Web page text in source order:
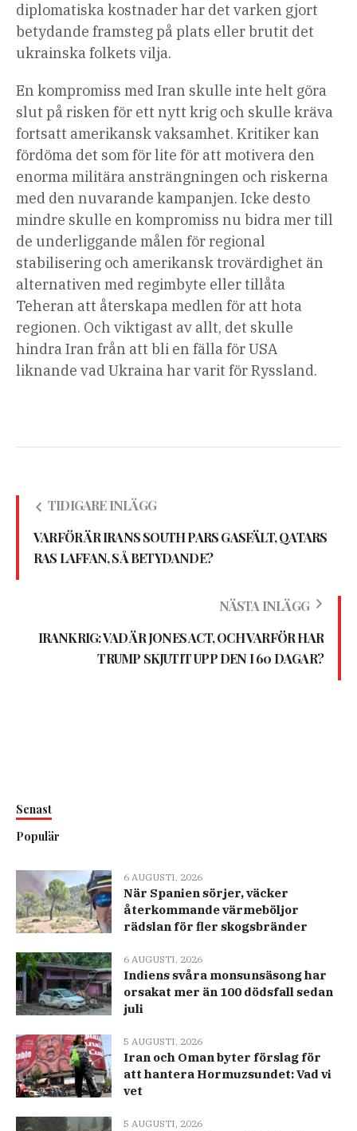
diplomatiska kostnader har det varken gjort
betydande framsteg på plats eller brutit det
ukrainska folkets vilja.
En kompromiss med Iran skulle inte helt göra
slut på risken för ett nytt krig och skulle kräva
fortsatt amerikansk vaksamhet. Kritiker kan
fördöma det som för lite för att motivera den
enorma militära ansträngningen och riskerna
med den nuvarande kampanjen. Icke desto
mindre skulle en kompromiss nu bidra mer till
de underliggande målen för regional
stabilisering och amerikansk trovärdighet än
alternativen med regimbyte eller tillåta
Teheran att återskapa medlen för att hota
regionen. Och viktigast av allt, det skulle
hindra Iran från att bli en fälla för USA
liknande vad Ukraina har varit för Ryssland.
TIDIGARE INLÄGG
VARFÖR ÄR IRANS SOUTH PARS GASFÄLT, QATARS
RAS LAFFAN, SÅ BETYDANDE?
NÄSTA INLÄGG
IRANKRIG: VAD ÄR JONES ACT, OCH VARFÖR HAR
TRUMP SKJUTIT UPP DEN I 60 DAGAR?
Senast
Populär
6 AUGUSTI, 2026
När Spanien sörjer, väcker
återkommande värmeböljor
rädslan för fler skogsbränder
6 AUGUSTI, 2026
Indiens svåra monsunsäsong har
orsakat mer än 100 dödsfall sedan
juli
5 AUGUSTI, 2026
Iran och Oman byter förslag för
att hantera Hormuzsundet: Vad vi
vet
5 AUGUSTI, 2026